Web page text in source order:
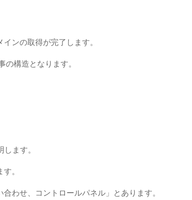
ンの取得が完了します。
構造となります。
ます。
。
わせ、コントロールパネル」とあります。